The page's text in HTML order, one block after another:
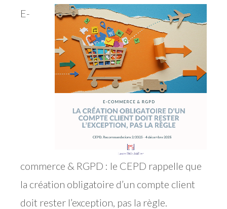
E-
commerce & RGPD : le CEPD rappelle que
la création obligatoire d’un compte client
doit rester l’exception, pas la règle.